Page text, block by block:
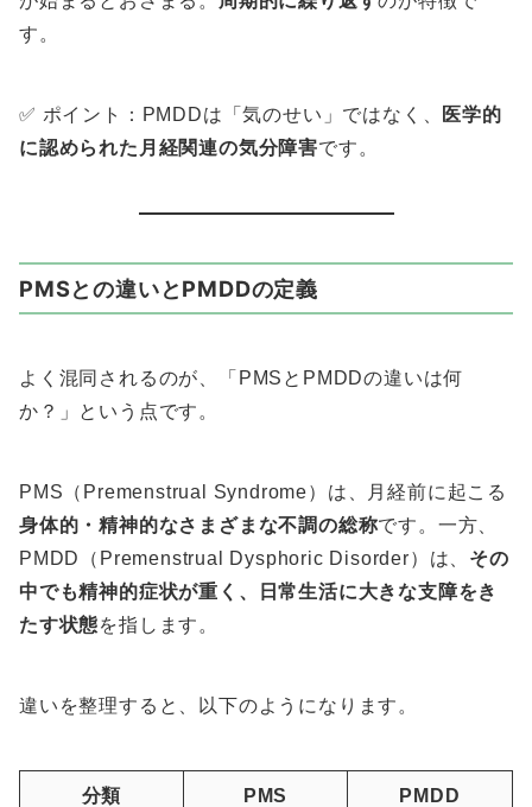
す。
✅ ポイント：PMDDは「気のせい」ではなく、
医学的
に認められた月経関連の気分障害です。
PMSとの違いとPMDDの定義
よく混同されるのが、「PMSとPMDDの違いは何
か？」という点です。
PMS（Premenstrual Syndrome）は、月経前に起こる
身体的・精神的なさまざまな不調の総称です。一方、
PMDD（Premenstrual Dysphoric Disorder）は、 その
中でも精神的症状が重く、日常生活に大きな支障をき
たす状態を指します。
違いを整理すると、以下のようになります。
分類 PMS PMDD